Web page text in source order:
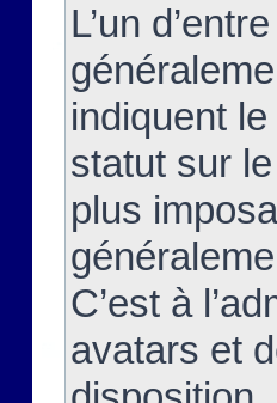
L’un
indiquent
statut sur
plus
C’est à
avatars et